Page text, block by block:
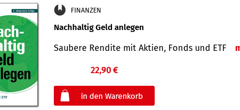
FINANZEN
Nachhaltig Geld anlegen
Saubere Rendite mit Aktien, Fonds und ETF
22,90 €